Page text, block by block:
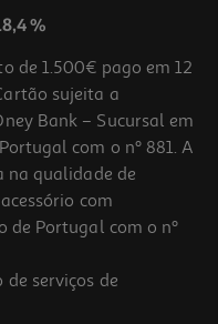
%
de 1.500€ pago em 12
sujeita a
Bank – Sucursal em
com o nº 881. A
na qualidade de
com
de Portugal com o nº
serviços de